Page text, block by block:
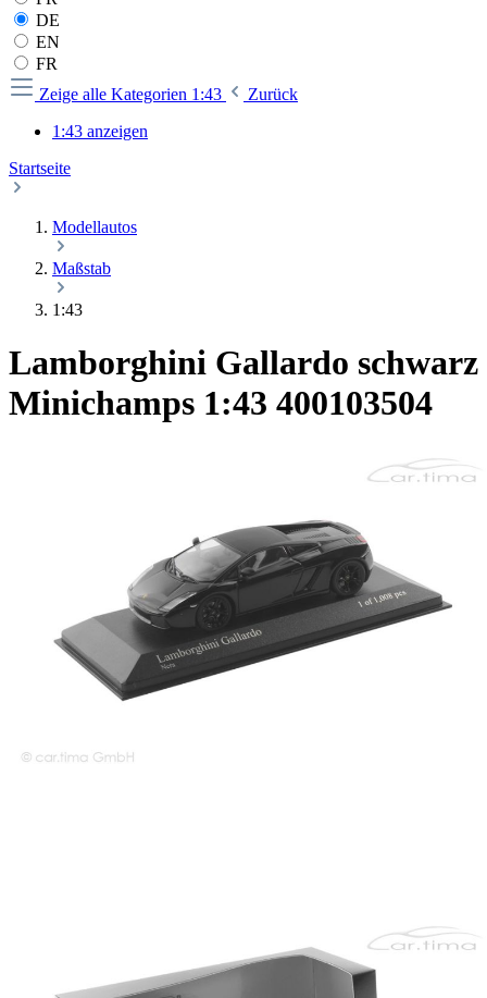
DE
EN
FR
Zeige alle Kategorien 1:43
Zurück
1:43 anzeigen
Startseite
Modellautos
Maßstab
1:43
Lamborghini Gallardo schwarz
Minichamps 1:43 400103504